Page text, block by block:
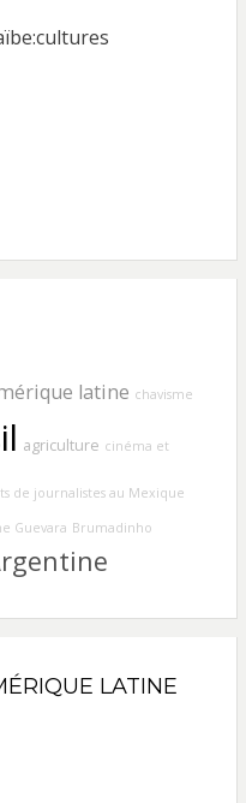
latine chavisme
agriculture cinéma et
de journalistes au Mexique
Guevara Brumadinho
LATINE